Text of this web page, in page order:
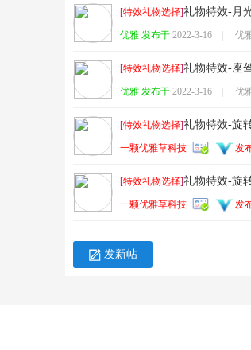
雅
[特效礼物选择]礼物特效-月
优雅 发布于 2022-3-16 优
[特效礼物选择]礼物特效-座
优雅 发布于 2022-3-16 优
[特效礼物选择]礼物特效-旋
一颗优雅草科技 发
[特效礼物选择]礼物特效-旋
一颗优雅草科技 发
发新帖